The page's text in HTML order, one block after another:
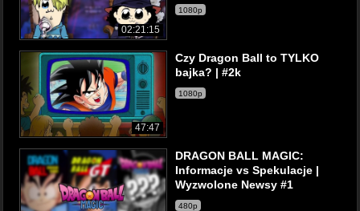
02:21:15
1080p
47:47
Czy Dragon Ball to TYLKO
bajka? | #2k
1080p
DRAGON BALL MAGIC:
Informacje vs Spekulacje |
Wyzwolone Newsy #1
480p